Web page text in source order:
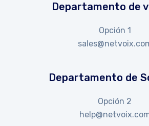
Departamento de
Opción 1
Departamento de
Opción 2